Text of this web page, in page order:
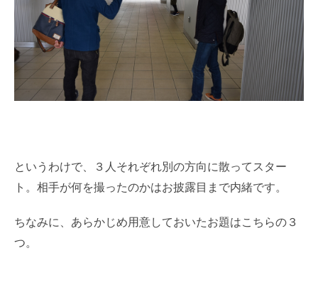
というわけで、３人それぞれ別の方向に散ってスター
ト。相手が何を撮ったのかはお披露目まで内緒です。
ちなみに、あらかじめ用意しておいたお題はこちらの３
つ。